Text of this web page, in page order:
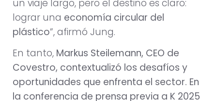
un viaje largo, pero el destino es claro:
lograr una economía circular del
plástico”, afirmó Jung.
En tanto, Markus Steilemann, CEO de
Covestro, contextualizó los desafíos y
oportunidades que enfrenta el sector. En
la conferencia de prensa previa a K 2025